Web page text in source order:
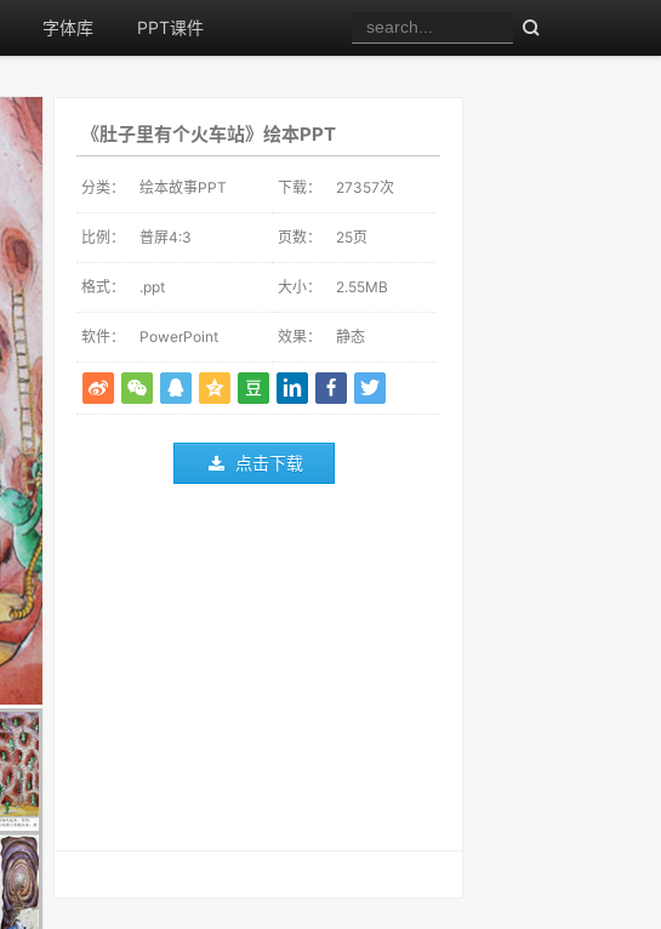
字体库 PPT课件
《肚子里有个火车站》绘本PPT
分类： 绘本故事PPT 下载： 27357次
比例： 普屏4:3 页数： 25页
格式： .ppt 大小： 2.55MB
软件： PowerPoint 效果： 静态
点击下载